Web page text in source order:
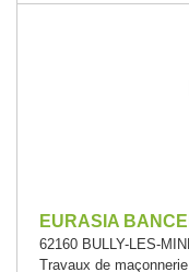
EURASIA
62160 BULLY-LES-
Travaux de